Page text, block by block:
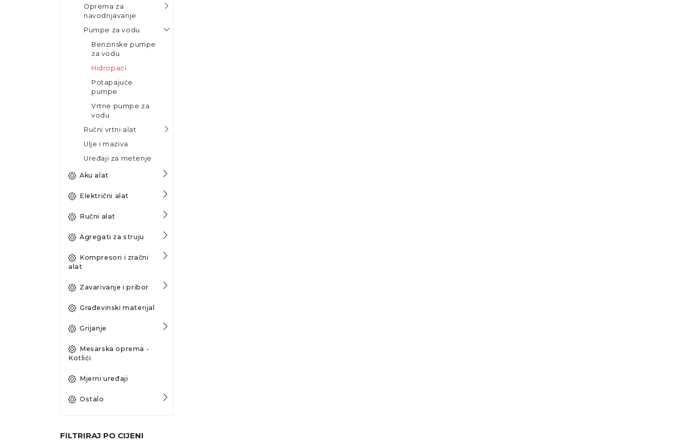
Oprema za
navodnjavanje
Pumpe za vodu
Benzinske pumpe
za vodu
Hidropaci
Potapajuće
pumpe
Vrtne pumpe za
vodu
Ručni vrtni alat
Ulje i maziva
Uređaji za metenje
Aku alat
Električni alat
Ručni alat
Agregati za struju
Kompresori i zračni
alat
Zavarivanje i pribor
Građevinski materijal
Grijanje
Mesarska oprema -
Kotlići
Mjerni uređaji
Ostalo
FILTRIRAJ PO CIJENI